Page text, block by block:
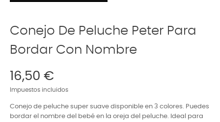
Conejo De Peluche Peter Para
Bordar Con Nombre
16,50 €
Impuestos incluidos
Conejo de peluche super suave disponible en 3 colores. Puedes
bordar el nombre del bebé en la oreja del peluche. Ideal para